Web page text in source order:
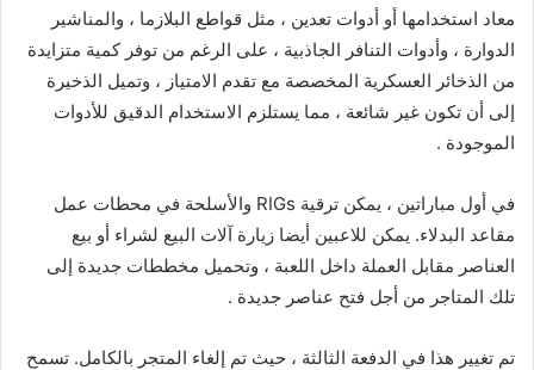
معاد استخدامها أو أدوات تعدين ، مثل قواطع البلازما ، والمناشير
الدوارة ، وأدوات التنافر الجاذبية ، على الرغم من توفر كمية متزايدة
من الذخائر العسكرية المخصصة مع تقدم الامتياز ، وتميل الذخيرة
إلى أن تكون غير شائعة ، مما يستلزم الاستخدام الدقيق للأدوات
الموجودة .
في أول مباراتين ، يمكن ترقية RIGs والأسلحة في محطات عمل
مقاعد البدلاء. يمكن للاعبين أيضا زيارة آلات البيع لشراء أو بيع
العناصر مقابل العملة داخل اللعبة ، وتحميل مخططات جديدة إلى
تلك المتاجر من أجل فتح عناصر جديدة .
تم تغيير هذا في الدفعة الثالثة ، حيث تم إلغاء المتجر بالكامل. تسمح